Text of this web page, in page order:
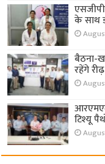
के साथ
बैठना-
रहेंगे
टिश्यू